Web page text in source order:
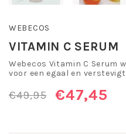
WEBECOS
VITAMIN C SERUM
Webecos Vitamin C Serum
voor een egaal en
€49,95 €47,45